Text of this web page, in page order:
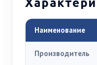
Наименование
Производитель